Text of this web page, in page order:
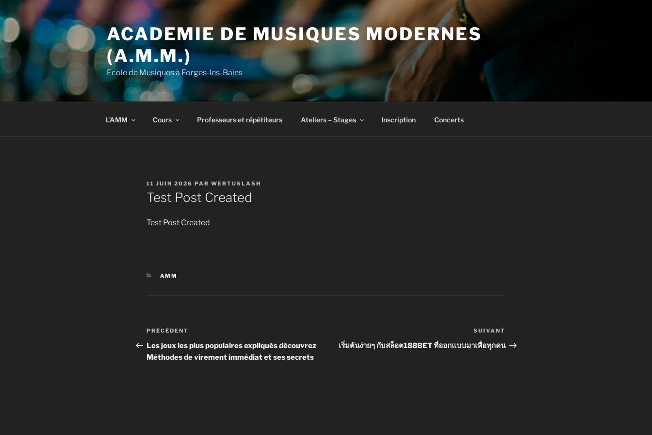
au
contenu
principal
ACADEMIE DE MUSIQUES MODERNES
(A.M.M.)
Ecole de Musiques à Forges-les-Bains
L’AMM Cours Professeurs et répétiteurs Ateliers – Stages Inscription Concerts
PUBLIÉ
LE
11 JUIN 2026 PAR WERTUSLASH
Test Post Created
Test Post Created
CATÉGORIES
AMM
Navigation
de
l’article
Article
précédent
PRÉCÉDENT
Les jeux les plus populaires expliqués découvrez
Méthodes de virement immédiat et ses secrets
suivant
SUIVANT
เริ่มต้นง่ายๆ กับสล็อต188BET ที่ออกแบบมาเพื่อทุกคน